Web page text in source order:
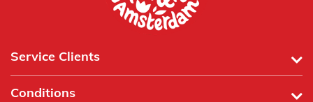
Service Clients
Conditions